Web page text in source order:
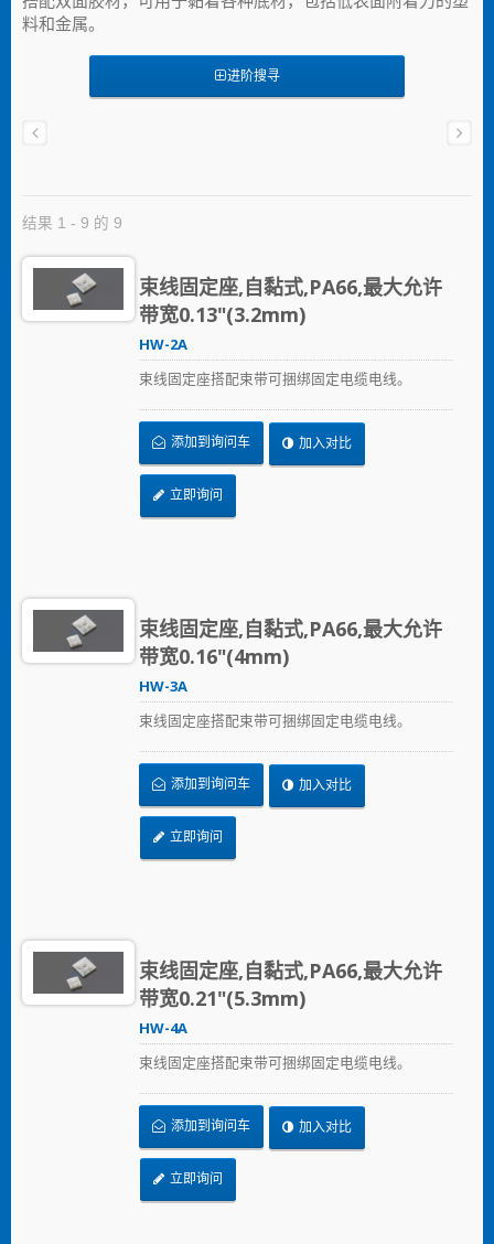
料和金属。
进阶搜寻
结果 1 - 9 的 9
束线固定座,自黏式,PA66,最大允许
带宽0.13"(3.2mm)
HW-2A
束线固定座搭配束带可捆绑固定电缆电线。
添加到询问车 加入对比
立即询问
束线固定座,自黏式,PA66,最大允许
带宽0.16"(4mm)
HW-3A
束线固定座搭配束带可捆绑固定电缆电线。
添加到询问车 加入对比
立即询问
束线固定座,自黏式,PA66,最大允许
带宽0.21"(5.3mm)
HW-4A
束线固定座搭配束带可捆绑固定电缆电线。
添加到询问车 加入对比
立即询问